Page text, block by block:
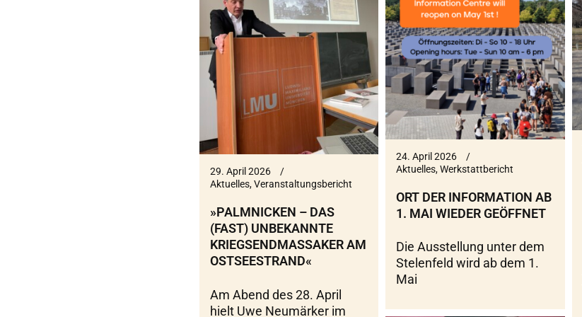
29. April 2026
Aktuelles,Veranstaltungsbericht
»PALMNICKEN – DAS
(FAST) UNBEKANNTE
KRIEGSENDMASSAKER AM
OSTSEESTRAND«
Am Abend des 28. April
hielt Uwe Neumärker im
24. April 2026
Aktuelles,Werkstattbericht
ORT DER INFORMATION AB
1. MAI WIEDER GEÖFFNET
Die Ausstellung unter dem
Stelenfeld wird ab dem 1.
Mai